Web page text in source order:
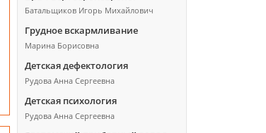
Батальщиков Игорь Михайлович
Грудное вскармливание
Марина Борисовна
Детская дефектология
Рудова Анна Сергеевна
Детская психология
Рудова Анна Сергеевна